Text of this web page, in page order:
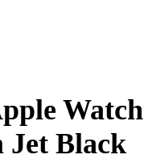
Watch
Jet Black